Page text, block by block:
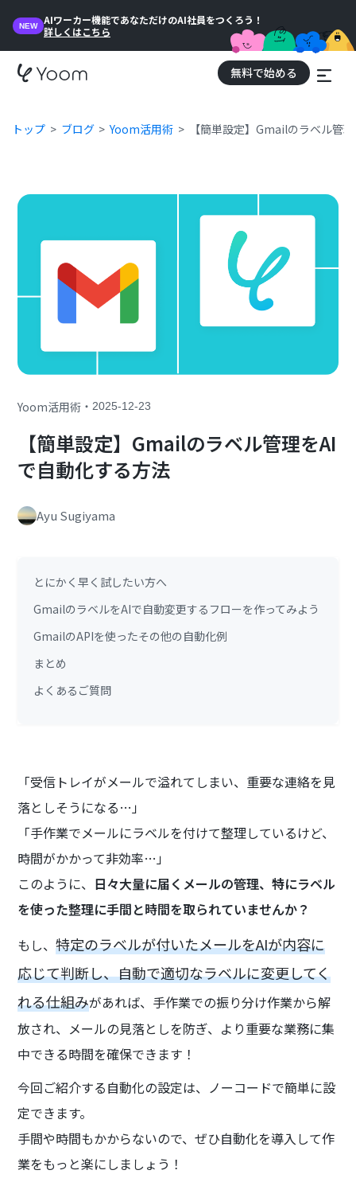
NEW
AIワーカー機能であなただけのAI社員をつくろう！
詳しくはこちら
無料で始める
トップ ブログ Yoom活用術 【簡単設定】Gmailのラベル管
Yoom活用術 ・2025-12-23
【簡単設定】Gmailのラベル管理をAI
で自動化する方法
Ayu Sugiyama
とにかく早く試したい方へ
GmailのラベルをAIで自動変更するフローを作ってみよう
GmailのAPIを使ったその他の自動化例
まとめ
よくあるご質問
「受信トレイがメールで溢れてしまい、重要な連絡を見
落としそうになる…」
「手作業でメールにラベルを付けて整理しているけど、
時間がかかって非効率…」
このように、 日々大量に届くメールの管理、特にラベル
を使った整理に手間と時間を取られていませんか？
もし、特定のラベルが付いたメールをAIが内容に
応じて判断し、自動で適切なラベルに変更してく
れる仕組みがあれば、手作業での振り分け作業から解
放され、メールの見落としを防ぎ、より重要な業務に集
中できる時間を確保できます！
今回ご紹介する自動化の設定は、ノーコードで簡単に設
定できます。
手間や時間もかからないので、ぜひ自動化を導入して作
業をもっと楽にしましょう！